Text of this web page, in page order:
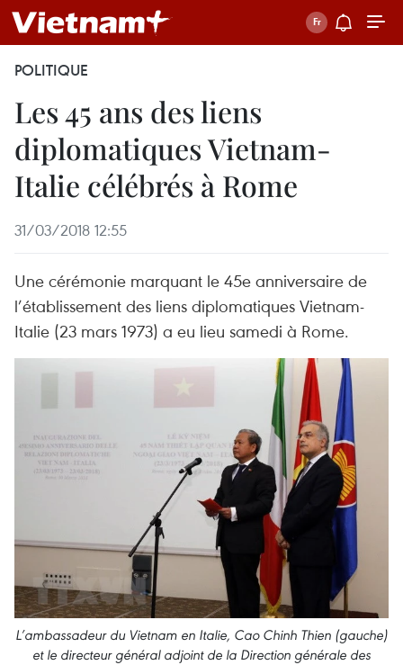
POLITIQUE
Les 45 ans des liens
diplomatiques Vietnam-
Italie célébrés à Rome
31/03/2018 12:55
Une cérémonie ​marquant le 45e anniversaire de
l’établissement des liens diplomatiques Vietnam-
Italie (23 mars 1973) a eu lieu samedi à Rome.
L’ambassadeur du Vietnam en Italie, Cao Chinh Thien (gauche)
et le directeur général adjoint de la Direction générale des